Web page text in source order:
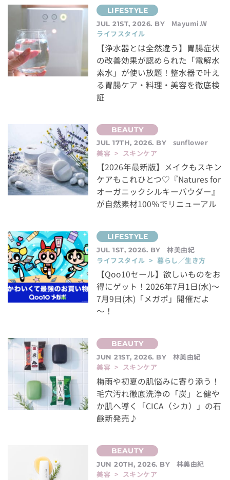
JUL 21ST, 2026. BY
Mayumi.W
ライフスタイル
【浄水器とは全然違う】胃腸症状
の改善効果が認められた「電解水
素水」が使い放題！整水器で叶え
る胃腸ケア・料理・美容を徹底検
証
JUL 17TH, 2026. BY
sunflower
美容 > スキンケア
【2026年最新版】メイクもスキン
ケアもこれひとつ♡『Natures for
オーガニックシルキーパウダー』
が自然素材100％でリニューアル
JUL 1ST, 2026. BY
林美由紀
ライフスタイル > 暮らし／生き方
【Qoo10セール】欲しいものをお
得にゲット！2026年7月1日(水)～
7月9日(木)「メガポ」開催だよ
～！
JUN 21ST, 2026. BY
林美由紀
美容 > スキンケア
梅雨や初夏の肌悩みに寄り添う！
毛穴汚れ徹底洗浄の「炭」と健や
か肌へ導く「CICA（シカ）」の石
鹸新発売♪
JUN 20TH, 2026. BY
林美由紀
美容 > スキンケア